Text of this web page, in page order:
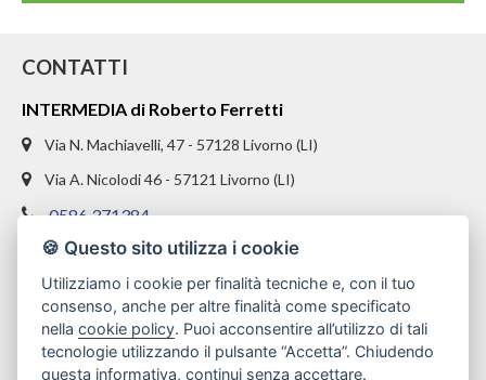
CONTATTI
INTERMEDIA di Roberto Ferretti
Via N. Machiavelli, 47 - 57128 Livorno (LI)
Via A. Nicolodi 46 - 57121 Livorno (LI)
0586 371384
328 1654969
info@intermediaimmobiliare.com
🍪 Questo sito utilizza i cookie
Utilizziamo i cookie per finalità tecniche e, con il tuo
consenso, anche per altre finalità come specificato
nellacookie policy. Puoi acconsentire all’utilizzo di tali
tecnologie utilizzando il pulsante “Accetta”. Chiudendo
questa informativa, continui senza accettare.